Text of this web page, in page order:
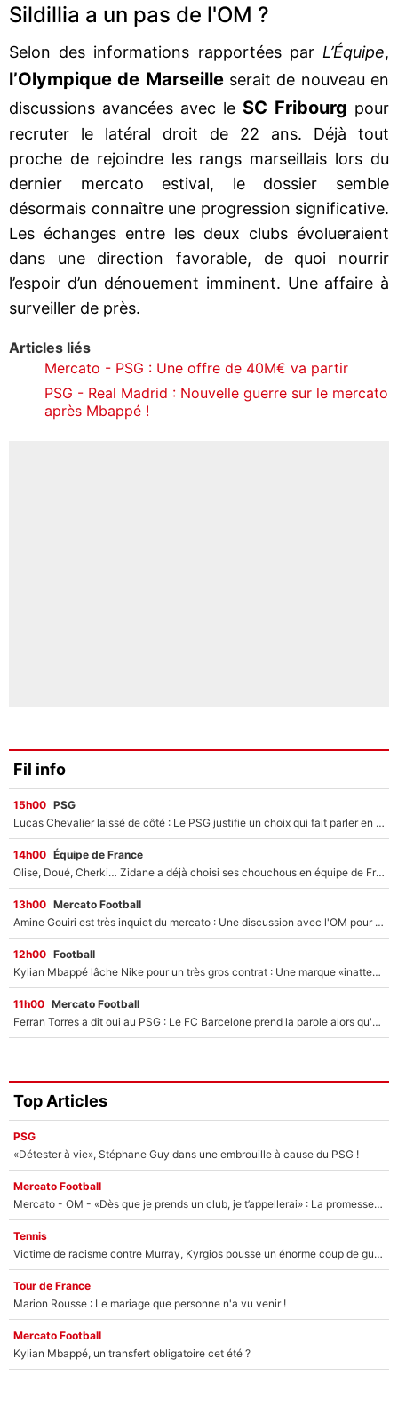
Sildillia a un pas de l'OM ?
Selon des informations rapportées par L’Équipe,
l’Olympique de Marseilleserait de nouveau en
discussions avancées avec le SC Fribourg pour
recruter le latéral droit de 22 ans. Déjà tout
proche de rejoindre les rangs marseillais lors du
dernier mercato estival, le dossier semble
désormais connaître une progression significative.
Les échanges entre les deux clubs évolueraient
dans une direction favorable, de quoi nourrir
l’espoir d’un dénouement imminent. Une affaire à
surveiller de près.
Articles liés
Mercato - PSG : Une offre de 40M€ va partir
PSG - Real Madrid : Nouvelle guerre sur le mercato
après Mbappé !
Fil info
15h00 PSG
Lucas Chevalier laissé de côté : Le PSG justifie un choix qui fait parler en plein mercato
14h00 Équipe de France
Olise, Doué, Cherki… Zidane a déjà choisi ses chouchous en équipe de France ? L’IA annonce des surprises sans Kylian Mbappé !
13h00 Mercato Football
Amine Gouiri est très inquiet du mercato : Une discussion avec l'OM pour acter son transfert !
12h00 Football
Kylian Mbappé lâche Nike pour un très gros contrat : Une marque «inattendue» va frapper très fort
11h00 Mercato Football
Ferran Torres a dit oui au PSG : Le FC Barcelone prend la parole alors qu'un transfert de l'attaquant espagnol prend forme
Top Articles
PSG
«Détester à vie», Stéphane Guy dans une embrouille à cause du PSG !
Mercato Football
Mercato - OM - «Dès que je prends un club, je t’appellerai» : La promesse de Marcelino au moment de claquer la porte
Tennis
Victime de racisme contre Murray, Kyrgios pousse un énorme coup de gueule !
Tour de France
Marion Rousse : Le mariage que personne n'a vu venir !
Mercato Football
Kylian Mbappé, un transfert obligatoire cet été ?